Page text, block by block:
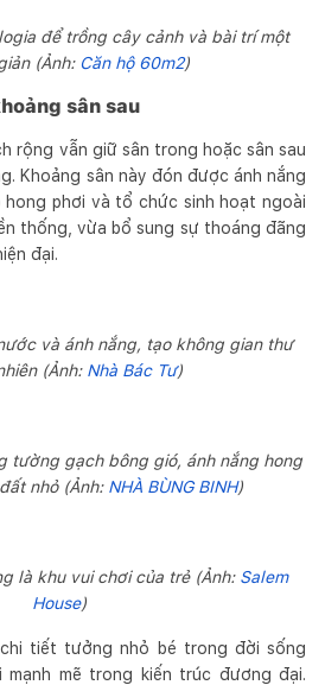
để trồng cây cảnh và bài trí một
(Ảnh: Căn hộ 60m2)
sân sau
rộng vẫn giữ sân trong hoặc sân sau
Khoảng sân này đón được ánh nắng
phơi và tổ chức sinh hoạt ngoài
thống, vừa bổ sung sự thoáng đãng
đại.
và ánh nắng, tạo không gian thư
(Ảnh: Nhà Bác Tư)
tường gạch bông gió, ánh nắng hong
nhỏ (Ảnh: NHÀ BÙNG BINH)
là khu vui chơi của trẻ (Ảnh: Salem
House)
tiết tưởng nhỏ bé trong đời sống
mẽ trong kiến trúc đương đại.